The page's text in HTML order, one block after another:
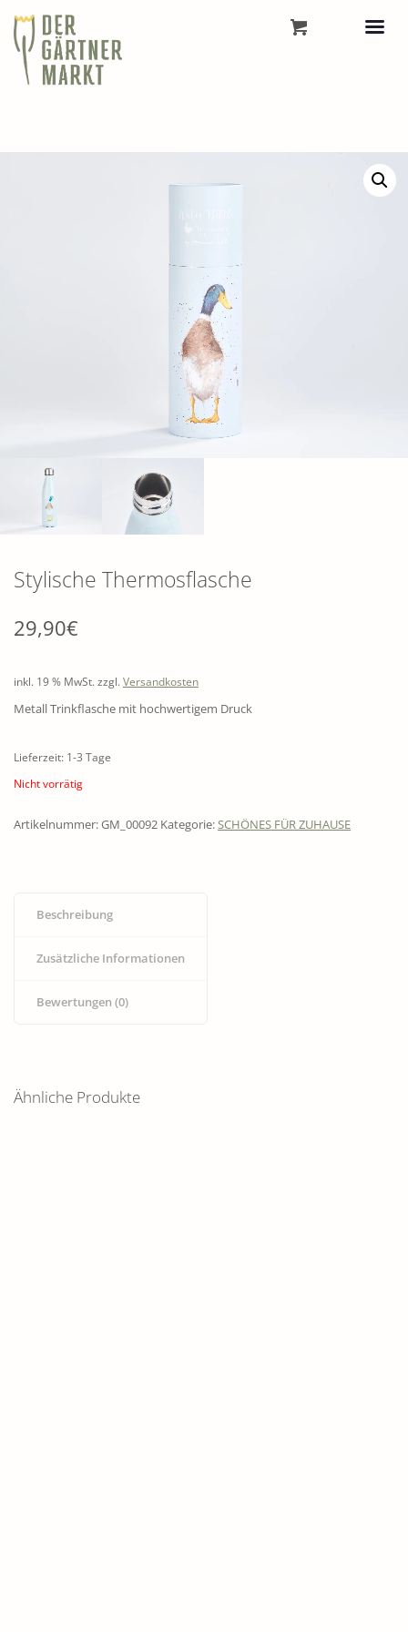
Stylische Thermosflasche
29,90€
inkl. 19 % MwSt. zzgl. Versandkosten
Metall Trinkflasche mit hochwertigem Druck
Lieferzeit: 1-3 Tage
Nicht vorrätig
Artikelnummer:GM_00092 Kategorie:SCHÖNES FÜR ZUHAUSE
Beschreibung
Zusätzliche Informationen
Bewertungen (0)
Ähnliche Produkte